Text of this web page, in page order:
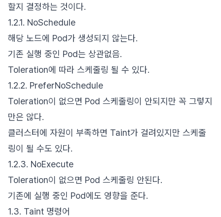
할지 결정하는 것이다.
1.2.1. NoSchedule
해당 노드에 Pod가 생성되지 않는다.
기존 실행 중인 Pod는 상관없음.
Toleration에 따라 스케줄링 될 수 있다.
1.2.2. PreferNoSchedule
Toleration이 없으면 Pod 스케줄링이 안되지만 꼭 그렇지
만은 않다.
클러스터에 자원이 부족하면 Taint가 걸려있지만 스케줄
링이 될 수도 있다.
1.2.3. NoExecute
Toleration이 없으면 Pod 스케줄링 안된다.
기존에 실행 중인 Pod에도 영향을 준다.
1.3. Taint 명령어